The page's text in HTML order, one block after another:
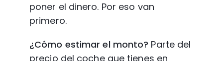
poner el dinero. Por eso van
primero.
¿Cómo estimar el monto? Parte del
precio del coche que tienes en